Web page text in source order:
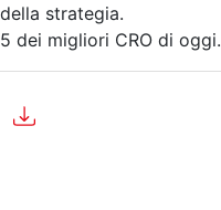
strategia.
dei migliori CRO di oggi.